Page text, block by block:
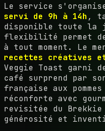
Le service
servi de 9h à 14h ,
disponible toute la
flexibilité permet
à tout moment. Le
recettes créatives
Veggie Toast garni
café surprend par
française aux
réconforte avec
revisitée du Brekkie
générosité et